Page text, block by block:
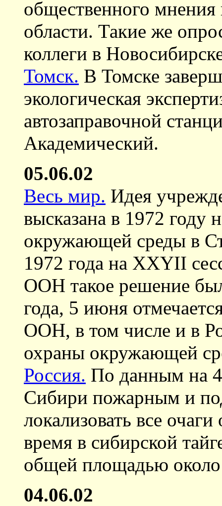
общественного
области. Такие же
коллеги в
Томск. В Томске
экологическая
автозаправочной
Академический.
05.06.02
Весь мир. Идея
высказана в 1972 году
окружающей среды в
1972 года на XXYII
ООН такое решение
года, 5 июня
ООН, в том числе и в
охраны окружающей
Россия. По данным на
Сибири пожарным и
локализовать все
время в сибирской
общей площадью около
04.06.02